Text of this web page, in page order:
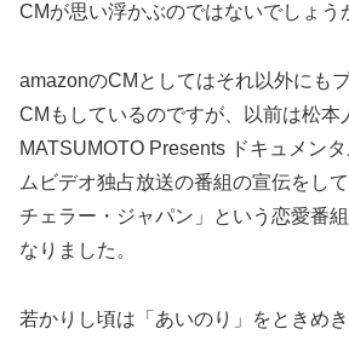
CMが思い浮かぶのではないでしょう
amazonのCMとしてはそれ以外にも
CMもしているのですが、以前は松本
MATSUMOTO Presents ドキュメン
ムビデオ独占放送の番組の宣伝をし
チェラー・ジャパン」という恋愛番
なりました。
若かりし頃は「あいのり」をときめ